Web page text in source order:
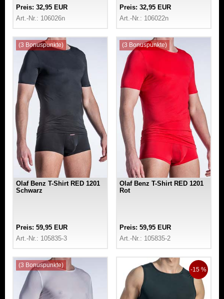
Preis: 32,95 EUR
Art.-Nr.: 106026n
Preis: 32,95 EUR
Art.-Nr.: 106022n
(3 Bonuspunkte)
Olaf Benz T-Shirt RED 1201
Schwarz
Preis: 59,95 EUR
Art.-Nr.: 105835-3
(3 Bonuspunkte)
Olaf Benz T-Shirt RED 1201
Rot
Preis: 59,95 EUR
Art.-Nr.: 105835-2
(3 Bonuspunkte)
-15 %